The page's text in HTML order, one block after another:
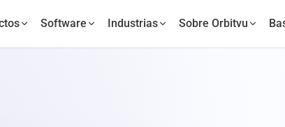
Software Industrias Sobre Orbitvu